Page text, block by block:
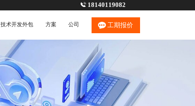
18140119082
技术开发外包 方案 公司 工期报价